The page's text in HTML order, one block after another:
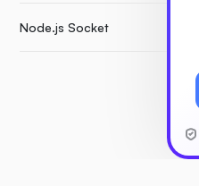
Node.js Socket